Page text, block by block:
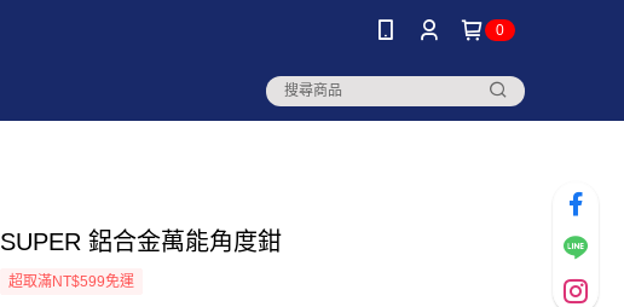
0
SUPER 鋁合金萬能角度鉗
超取滿NT$599免運